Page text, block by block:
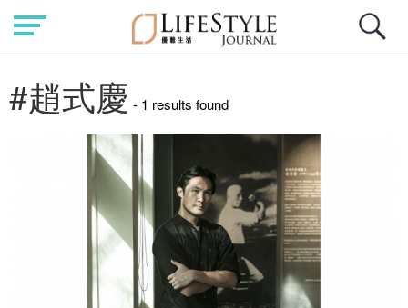
#趙式慶 - 1 results found